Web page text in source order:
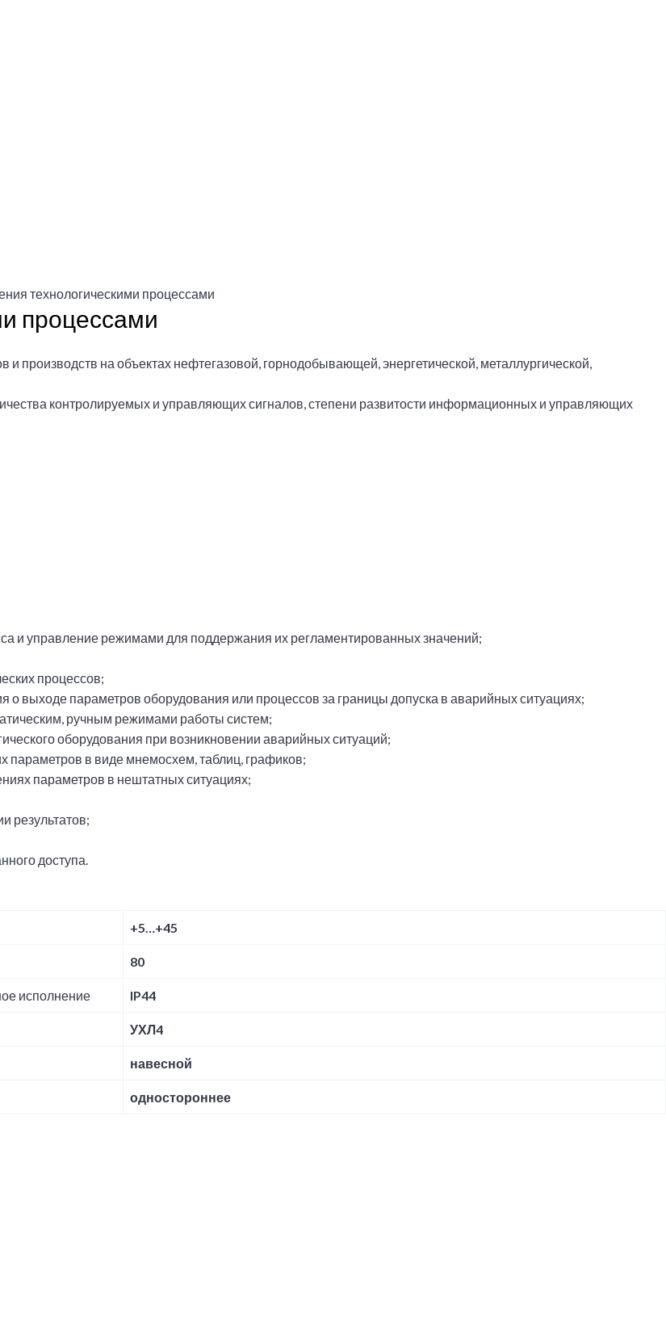
технологическими процессами
процессами
производств на объектах нефтегазовой, горнодобывающей, энергетической, металлургической,
контролируемых и управляющих сигналов, степени развитости информационных и управляющих
и управление режимами для поддержания их регламентированных значений;
процессов;
выходе параметров оборудования или процессов за границы допуска в аварийных ситуациях;
ручным режимами работы систем;
оборудования при возникновении аварийных ситуаций;
параметров в виде мнемосхем, таблиц, графиков;
параметров в нештатных ситуациях;
результатов;
доступа.
+5…+45
80
исполнение IP44
УХЛ4
навесной
одностороннее